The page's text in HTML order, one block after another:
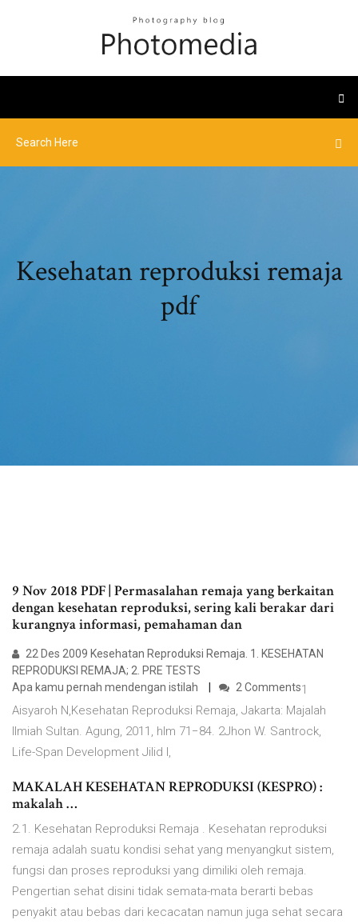
Kesehatan reproduksi remaja
pdf
9 Nov 2018 PDF | Permasalahan remaja yang berkaitan
dengan kesehatan reproduksi, sering kali berakar dari
kurangnya informasi, pemahaman dan
22 Des 2009 Kesehatan Reproduksi Remaja. 1. KESEHATAN
REPRODUKSI REMAJA; 2. PRE TESTS
Apa kamu pernah mendengan istilah
2 Comments1
Aisyaroh N,Kesehatan Reproduksi Remaja, Jakarta: Majalah
Ilmiah Sultan. Agung, 2011, hlm 71−84. 2Jhon W. Santrock,
Life-Span Development Jilid I,
MAKALAH KESEHATAN REPRODUKSI (KESPRO) :
makalah …
2.1. Kesehatan Reproduksi Remaja . Kesehatan reproduksi
remaja adalah suatu kondisi sehat yang menyangkut sistem,
fungsi dan proses reproduksi yang dimiliki oleh remaja.
Pengertian sehat disini tidak semata-mata berarti bebas
penyakit atau bebas dari kecacatan namun juga sehat secara